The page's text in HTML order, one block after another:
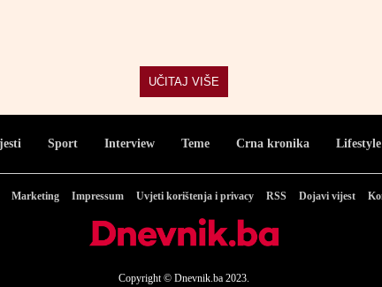
UČITAJ VIŠE
Sport Interview Teme Crna kronika Lifestyle
Marketing Impressum Uvjeti korištenja i privacy RSS Dojavi vijest
Copyright © Dnevnik.ba 2023.